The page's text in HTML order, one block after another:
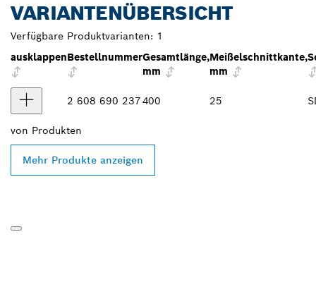
VARIANTENÜBERSICHT
Verfügbare Produktvarianten: 1
ausklappenBestellnummerGesamtlänge,
mm
Meißelschnittkante,
mm
2 608 690 237400 25
von Produkten
Mehr Produkte anzeigen